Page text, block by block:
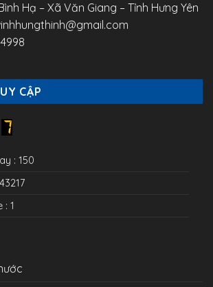
Hạ – Xã Văn Giang – Tỉnh Hưng Yên
CẬP
: 150
: 1